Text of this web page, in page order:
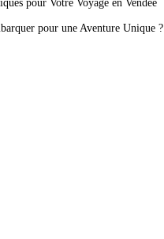
pour Votre Voyage en Vendée
pour une Aventure Unique ?